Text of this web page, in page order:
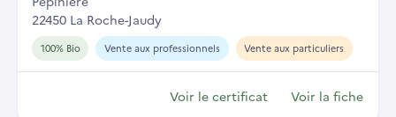
22450 La Roche-Jaudy
100% Bio Vente aux professionnels Vente aux particuliers
Voir le certificat Voir la fiche